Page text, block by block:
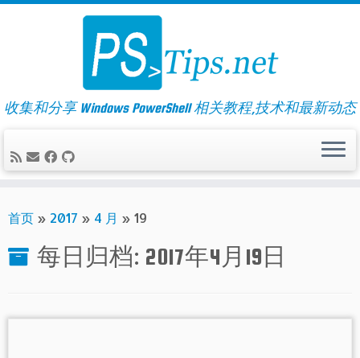
Skip
收集和分享 Windows PowerShell 相关教程,技术和最新动态
首页 » 2017 » 4 月 » 19
每日归档: 2017年4月19日